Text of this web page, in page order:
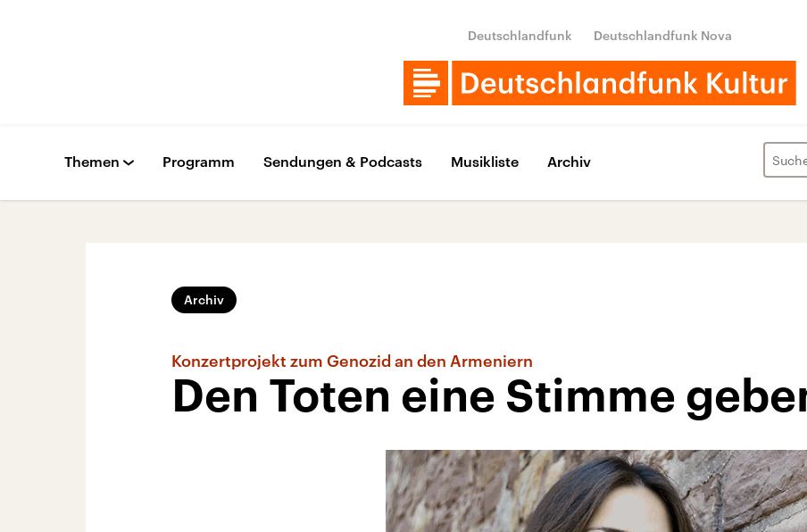
Deutschlandfunk Deutschlandfunk Nova
Themen Programm Sendungen & Podcasts Musikliste Archiv
Archiv
Konzertprojekt zum Genozid an den Armeniern
Den Toten eine Stimme